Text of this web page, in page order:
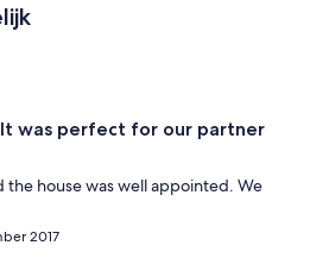
was perfect for our partner
the house was well appointed. We
2017